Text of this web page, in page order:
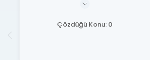
Çözdüğü Konu: 0